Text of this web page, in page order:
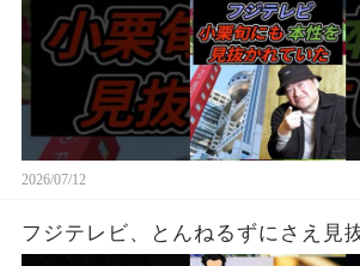
2026/07/12
フジテレビ、とんねるずにさえ見